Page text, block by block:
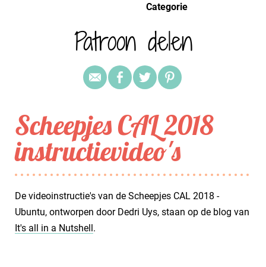
Categorie
Patroon delen
Scheepjes CAL 2018
instructievideo's
De videoinstructie's van de Scheepjes CAL 2018 -
Ubuntu, ontworpen door Dedri Uys, staan op de blog van
It's all in a Nutshell.